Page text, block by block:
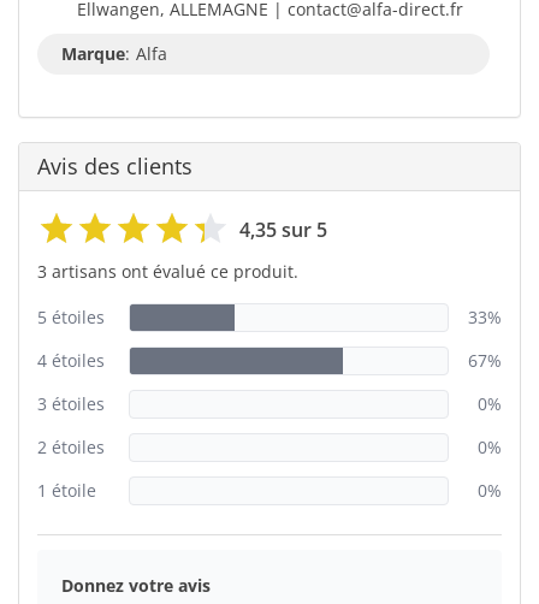
Ellwangen, ALLEMAGNE | contact@alfa-direct.fr
Marque: Alfa
Avis des clients
4,35 sur 5
3 artisans ont évalué ce produit.
5 étoiles
33%
4 étoiles
67%
3 étoiles
0%
2 étoiles
0%
1 étoile
0%
Donnez votre avis